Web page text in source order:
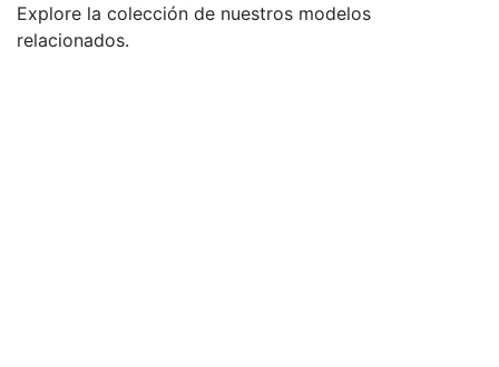
Explore la colección de nuestros modelos
relacionados.